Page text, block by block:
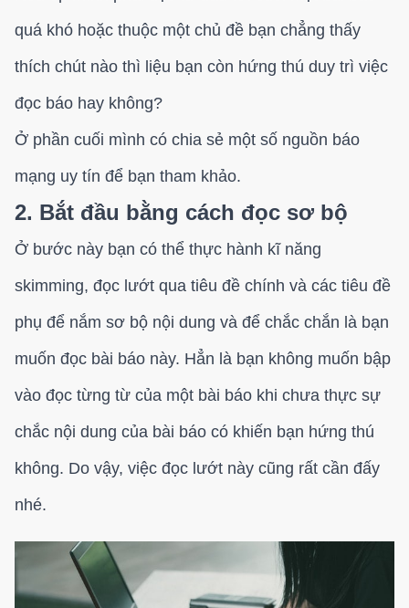
quá khó hoặc thuộc một chủ đề bạn chẳng thấy
thích chút nào thì liệu bạn còn hứng thú duy trì việc
đọc báo hay không?
Ở phần cuối mình có chia sẻ một số nguồn báo
mạng uy tín để bạn tham khảo.
2. Bắt đầu bằng cách đọc sơ bộ
Ở bước này bạn có thể thực hành kĩ năng
skimming, đọc lướt qua tiêu đề chính và các tiêu đề
phụ để nắm sơ bộ nội dung và để chắc chắn là bạn
muốn đọc bài báo này. Hẳn là bạn không muốn bập
vào đọc từng từ của một bài báo khi chưa thực sự
chắc nội dung của bài báo có khiến bạn hứng thú
không. Do vậy, việc đọc lướt này cũng rất cần đấy
nhé.